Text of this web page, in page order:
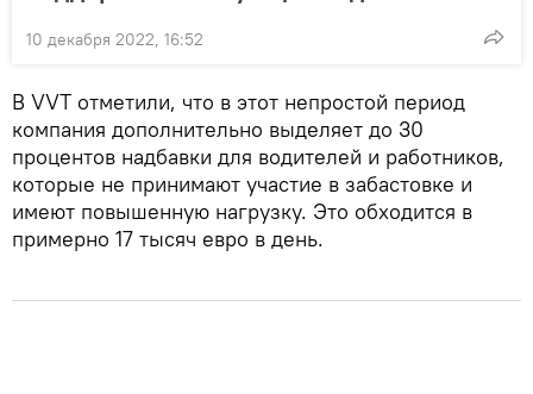
10 декабря 2022, 16:52
В VVT отметили, что в этот непростой период
компания дополнительно выделяет до 30
процентов надбавки для водителей и работников,
которые не принимают участие в забастовке и
имеют повышенную нагрузку. Это обходится в
примерно 17 тысяч евро в день.